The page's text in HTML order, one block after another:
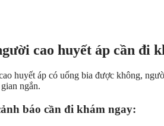
cao huyết áp cần đi
huyết áp có uống bia được không,
ngắn.
báo cần đi khám ngay: